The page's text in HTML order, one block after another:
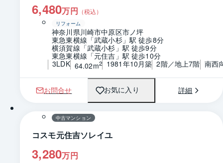
6,480万円 （税込）
リフォーム
神奈川県川崎市中原区市ノ坪
東急東横線「武蔵小杉」駅 徒歩8分
横須賀線「武蔵小杉」駅 徒歩9分
東急東横線「元住吉」駅 徒歩10分
3LDK 64.02m2 1981年10月築 2階／地上7階 南西
お問合せ お気に入り 詳細
1 / 0 間取り
中古マンション
コスモ元住吉ソレイユ
3,280万円